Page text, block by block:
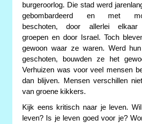
burgeroorlog. Die stad werd
gebombardeerd en met
beschoten, door allerlei elkaar
groepen en door Israel. Toch
gewoon waar ze waren. Werd
geschoten, bouwden ze het
Verhuizen was voor veel mensen
dan blijven. Mensen verschillen
van groene kikkers.
Kijk eens kritisch naar je leven.
leven? Is je leven goed voor je?